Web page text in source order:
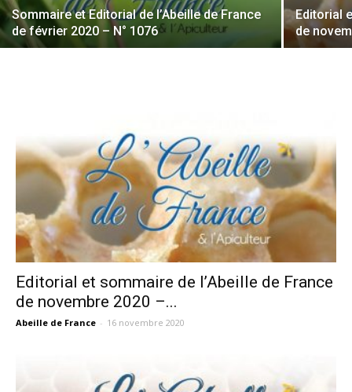
Sommaire et Editorial de l’Abeille de France
de février 2020 – N° 1076
Editorial
de
Editorial et sommaire de l’Abeille de France
de novembre 2020 –...
Abeille de France - 16 novembre 2020